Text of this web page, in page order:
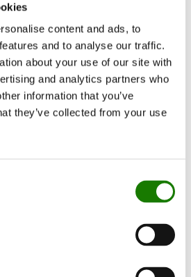
content and ads, to
and to analyse our traffic.
about your use of our site with
and analytics partners who
information that you’ve
they’ve collected from your use
du den rigtige brændeovn